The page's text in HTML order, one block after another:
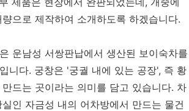
으로 제작하여 소개하도록 하겠습니다.
운남성 서쌍판납에서 생산된 보이숙차를
니다. 궁창은 '궁궐 내에 있는 공장', 즉 황
드는 곳이라는 의미를 담고 있습니다. 차
인 자금성 내의 어차방에서 만드는 물건